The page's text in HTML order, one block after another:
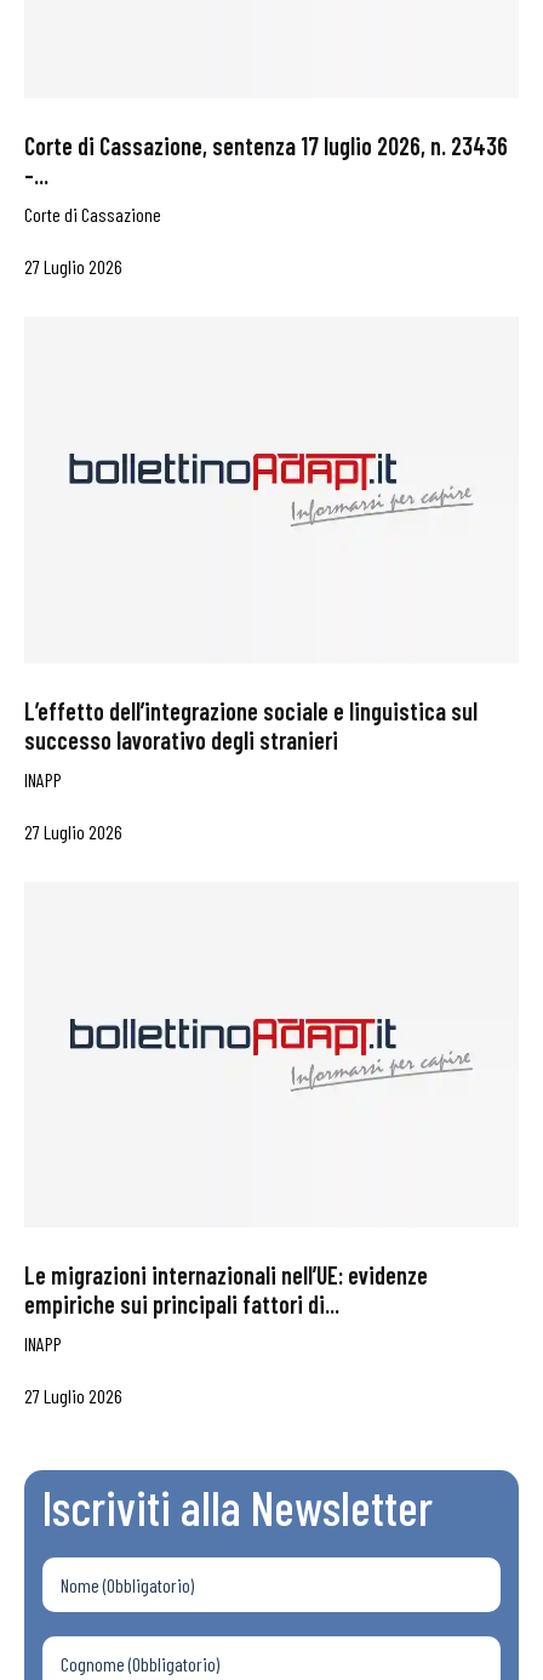
Corte di Cassazione, sentenza 17 luglio 2026, n. 23436
–...
Corte di Cassazione
27 Luglio 2026
L’effetto dell’integrazione sociale e linguistica sul
successo lavorativo degli stranieri
INAPP
27 Luglio 2026
Le migrazioni internazionali nell’UE: evidenze
empiriche sui principali fattori di...
INAPP
27 Luglio 2026
Iscriviti alla Newsletter